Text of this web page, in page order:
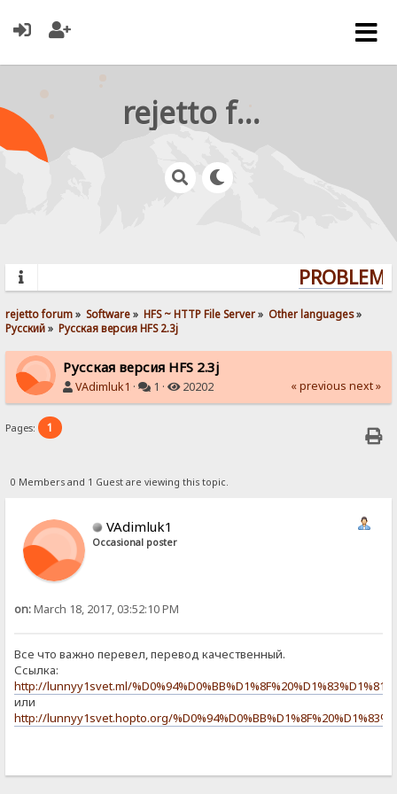
rejetto forum
rejetto forum» Software» HFS ~ HTTP File Server» Other languages»
Pусский» Русская версия HFS 2.3j
Русская версия HFS 2.3j
VAdimluk1 · 1 · 20202 « previous next »
Pages: 1
0 Members and 1 Guest are viewing this topic.
VAdimluk1
Occasional poster
on:March 18, 2017, 03:52:10 PM
Все что важно перевел, перевод качественный.
Ссылка:
http://lunnyy1svet.ml/
или
http://lunnyy1svet.hopto.org/